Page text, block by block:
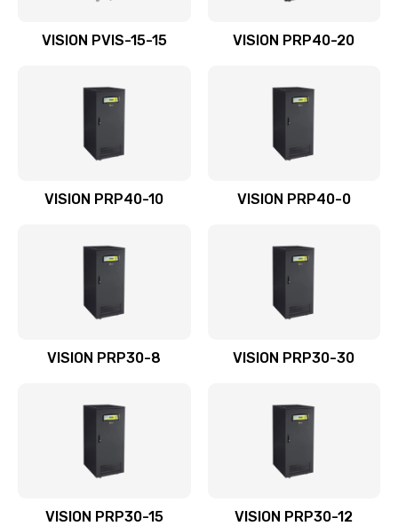
VISION PVIS-15-15 VISION PRP40-20
VISION PRP40-10 VISION PRP40-0
VISION PRP30-8 VISION PRP30-30
VISION PRP30-15 VISION PRP30-12